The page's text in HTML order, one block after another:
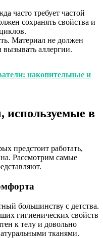
часто требует частой
сохранять свойства и
Материал не должен
аллергии.
накопительные и
используемые в
предстоит работать,
Рассмотрим самые
большинству с детства.
гигиенических свойств
к телу и довольно
тканями.